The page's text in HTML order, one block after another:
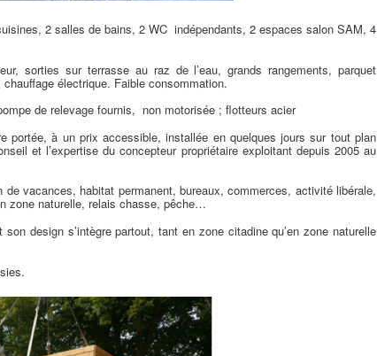
2 salles de bains, 2 WC indépendants, 2 espaces salon SAM, 4
sorties sur terrasse au raz de l’eau, grands rangements, parquet
électrique. Faible consommation.
de relevage fournis, non motorisée ; flotteurs acier
portée, à un prix accessible, installée en quelques jours sur tout plan
et l’expertise du concepteur propriétaire exploitant depuis 2005 au
vacances, habitat permanent, bureaux, commerces, activité libérale,
zone naturelle, relais chasse, pêche…
design s’intègre partout, tant en zone citadine qu’en zone naturelle